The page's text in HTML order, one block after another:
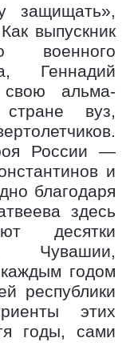
выпускник
военного
Геннадий
альма-
вуз,
России —
и
благодаря
здесь
десятки
Чувашии,
годом
республики
этих
годы, сами